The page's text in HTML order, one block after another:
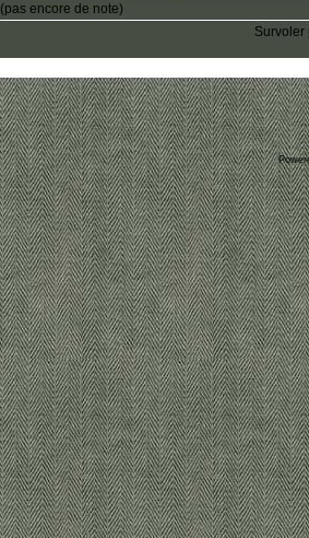
(pas encore de note)
Survoler